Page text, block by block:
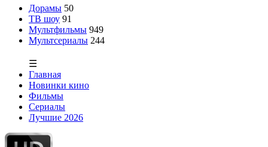
Дорамы 50
ТВ шоу 91
Мультфильмы 949
Мультсериалы 244
☰
Главная
Новинки кино
Фильмы
Сериалы
Лучшие 2026